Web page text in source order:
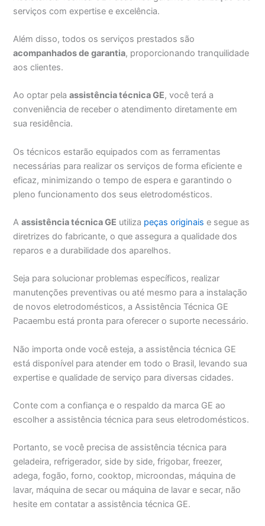
serviços com expertise e excelência.
Além disso, todos os serviços prestados são
acompanhados de garantia, proporcionando tranquilidade
aos clientes.
Ao optar pelaassistência técnica GE, você terá a
conveniência de receber o atendimento diretamente em
sua residência.
Os técnicos estarão equipados com as ferramentas
necessárias para realizar os serviços de forma eficiente e
eficaz, minimizando o tempo de espera e garantindo o
pleno funcionamento dos seus eletrodomésticos.
Aassistência técnica GE utiliza peças originais e segue as
diretrizes do fabricante, o que assegura a qualidade dos
reparos e a durabilidade dos aparelhos.
Seja para solucionar problemas específicos, realizar
manutenções preventivas ou até mesmo para a instalação
de novos eletrodomésticos, a Assistência Técnica GE
Pacaembu está pronta para oferecer o suporte necessário.
Não importa onde você esteja, a assistência técnica GE
está disponível para atender em todo o Brasil, levando sua
expertise e qualidade de serviço para diversas cidades.
Conte com a confiança e o respaldo da marca GE ao
escolher a assistência técnica para seus eletrodomésticos.
Portanto, se você precisa de assistência técnica para
geladeira, refrigerador, side by side, frigobar, freezer,
adega, fogão, forno, cooktop, microondas, máquina de
lavar, máquina de secar ou máquina de lavar e secar, não
hesite em contatar a assistência técnica GE.